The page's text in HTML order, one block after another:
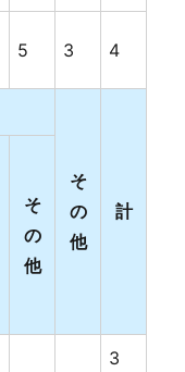
5 3 4
そ
の
他
計
そ
の
他
3